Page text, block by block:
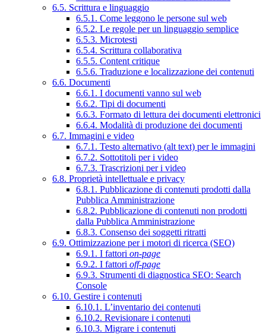
6.5. Scrittura e linguaggio
6.5.1. Come leggono le persone sul web
6.5.2. Le regole per un linguaggio semplice
6.5.3. Microtesti
6.5.4. Scrittura collaborativa
6.5.5. Content critique
6.5.6. Traduzione e localizzazione dei contenuti
6.6. Documenti
6.6.1. I documenti vanno sul web
6.6.2. Tipi di documenti
6.6.3. Formato di lettura dei documenti elettronici
6.6.4. Modalità di produzione dei documenti
6.7. Immagini e video
6.7.1. Testo alternativo (alt text) per le immagini
6.7.2. Sottotitoli per i video
6.7.3. Trascrizioni per i video
6.8. Proprietà intellettuale e privacy
6.8.1. Pubblicazione di contenuti prodotti dalla
Pubblica Amministrazione
6.8.2. Pubblicazione di contenuti non prodotti
dalla Pubblica Amministrazione
6.8.3. Consenso dei soggetti ritratti
6.9. Ottimizzazione per i motori di ricerca (SEO)
6.9.1. I fattori on-page
6.9.2. I fattori off-page
6.9.3. Strumenti di diagnostica SEO: Search
Console
6.10. Gestire i contenuti
6.10.1. L’inventario dei contenuti
6.10.2. Revisionare i contenuti
6.10.3. Migrare i contenuti